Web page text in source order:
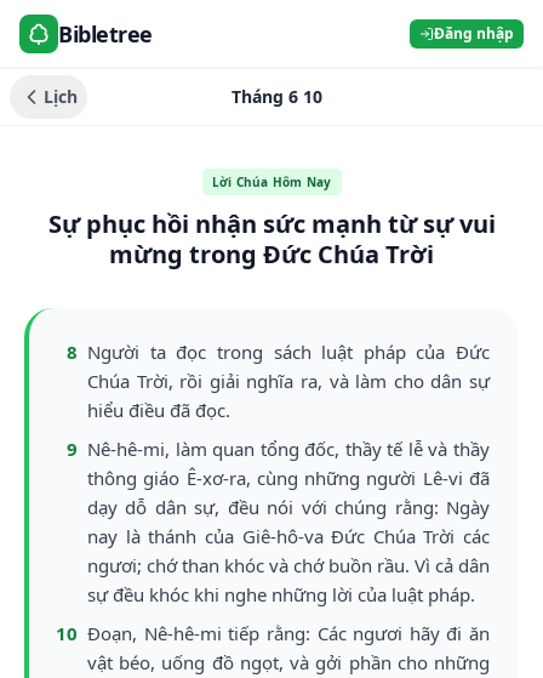
Bibletree Đăng nhập
Lịch Tháng 6 10
Lời Chúa Hôm Nay
Sự phục hồi nhận sức mạnh từ sự vui
mừng trong Đức Chúa Trời
8 Người ta đọc trong sách luật pháp của Đức
Chúa Trời, rồi giải nghĩa ra, và làm cho dân sự
hiểu điều đã đọc.
9 Nê-hê-mi, làm quan tổng đốc, thầy tế lễ và thầy
thông giáo Ê-xơ-ra, cùng những người Lê-vi đã
dạy dỗ dân sự, đều nói với chúng rằng: Ngày
nay là thánh của Giê-hô-va Đức Chúa Trời các
ngươi; chớ than khóc và chớ buồn rầu. Vì cả dân
sự đều khóc khi nghe những lời của luật pháp.
10 Đoạn, Nê-hê-mi tiếp rằng: Các ngươi hãy đi ăn
vật béo, uống đồ ngọt, và gởi phần cho những